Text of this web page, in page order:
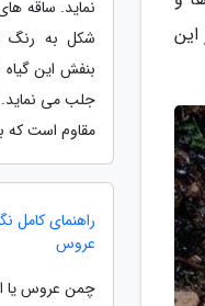
نماید. ساقه
شکل به رنگ
بنفش این گیاه
جلب می نماید.
مقاوم است که
راهنمای کامل
عروس
چمن عروس یا